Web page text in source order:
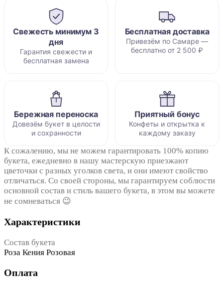
Свежесть минимум 3
дня
Гарантия свежести и
бесплатная замена
Бесплатная доставка
Привезём по Самаре —
бесплатно от 2 500 ₽
Бережная переноска
Довезём букет в целости
и сохранности
Приятный бонус
Конфеты и открытка к
каждому заказу
К сожалению, мы не можем гарантировать 100% копию
букета, ежедневно в нашу мастерскую приезжают
цветочки с разных уголков света, и они имеют свойство
отличаться. Со своей стороны, мы гарантируем соблюсти
основной состав и стиль вашего букета, в этом вы можете
не сомневаться 😉
Характеристики
Состав букета
Роза Кения Розовая
Оплата